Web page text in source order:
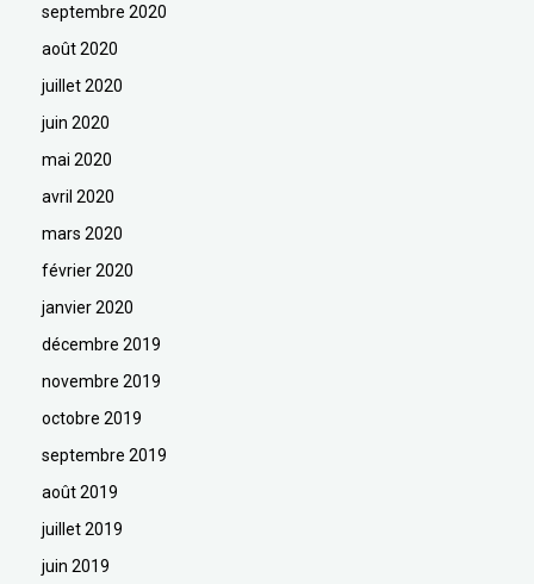
septembre 2020
août 2020
juillet 2020
juin 2020
mai 2020
avril 2020
mars 2020
février 2020
janvier 2020
décembre 2019
novembre 2019
octobre 2019
septembre 2019
août 2019
juillet 2019
juin 2019